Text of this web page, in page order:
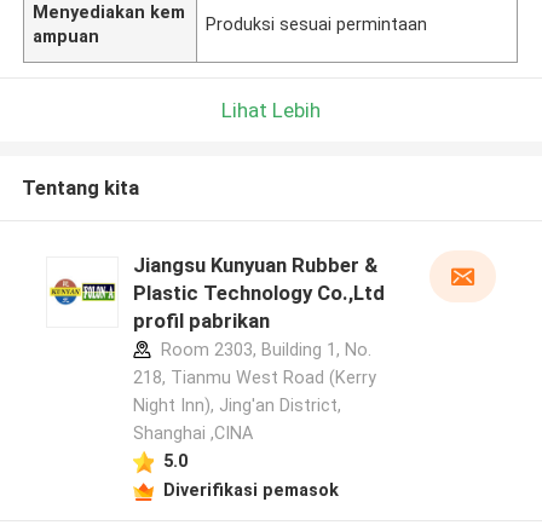
Menyediakan kem
ampuan
Produksi sesuai permintaan
Lihat Lebih
Tentang kita
Jiangsu Kunyuan Rubber &
Plastic Technology Co.,Ltd
profil pabrikan
Room 2303, Building 1, No.
218, Tianmu West Road (Kerry
Night Inn), Jing'an District,
Shanghai ,CINA
5.0
Diverifikasi pemasok